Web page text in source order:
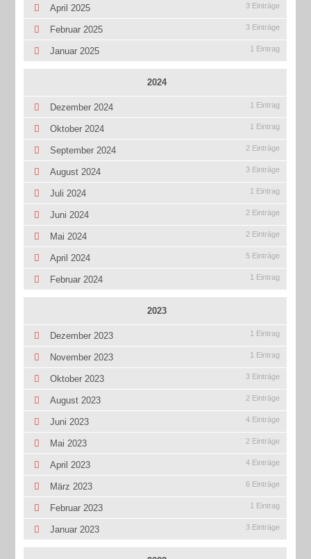
April 2025 3 Einträge
Februar 2025 3 Einträge
Januar 2025 1 Eintrag
2024
Dezember 2024 1 Eintrag
Oktober 2024 1 Eintrag
September 2024 2 Einträge
August 2024 3 Einträge
Juli 2024 1 Eintrag
Juni 2024 2 Einträge
Mai 2024 2 Einträge
April 2024 5 Einträge
Februar 2024 1 Eintrag
2023
Dezember 2023 1 Eintrag
November 2023 1 Eintrag
Oktober 2023 3 Einträge
August 2023 2 Einträge
Juni 2023 4 Einträge
Mai 2023 2 Einträge
April 2023 4 Einträge
März 2023 6 Einträge
Februar 2023 1 Eintrag
Januar 2023 3 Einträge